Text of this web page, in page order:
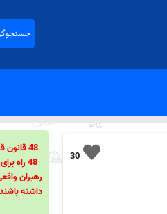
30
رهبران
داشته